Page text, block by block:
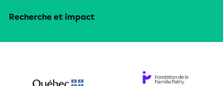
Recherche et impact